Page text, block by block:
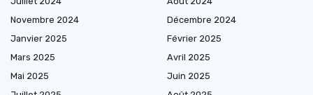
Novembre 2024
Décembre 2024
Janvier 2025
Février 2025
Mars 2025
Avril 2025
Mai 2025
Juin 2025